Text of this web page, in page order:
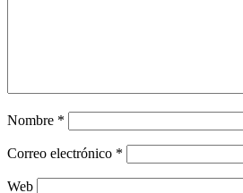
Nombre *
Correo electrónico *
Web